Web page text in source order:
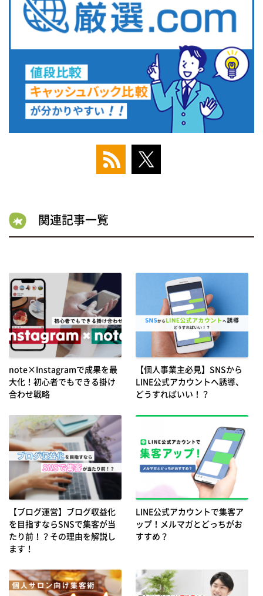
関連記事一覧
note×Instagramで成果を最
大化！初心者でもできる掛け
合わせ戦略
【個人事業主必見】SNSから
LINE公式アカウントへ誘導、
どうすればいい！？
【ブログ運営】ブログ収益化
を目指すならSNSで集客が当
たり前！？その理由を解説し
ます！
LINE公式アカウントで集客ア
ップ！メルマガとどっちがお
すすめ？